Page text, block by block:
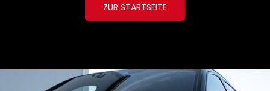
ZUR STARTSEITE